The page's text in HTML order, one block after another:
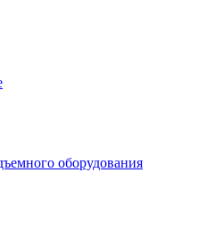
оборудования